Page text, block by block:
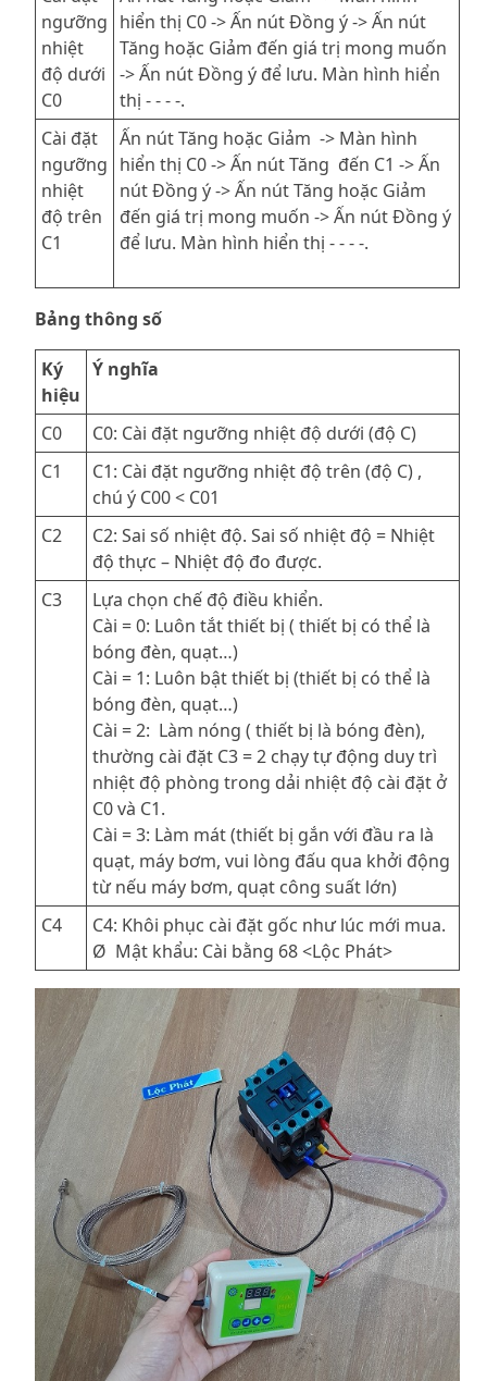
ngưỡng
nhiệt
độ dưới
C0
hiển thị C0 -> Ấn nút Đồng ý -> Ấn nút
Tăng hoặc Giảm đến giá trị mong muốn
-> Ấn nút Đồng ý để lưu. Màn hình hiển
thị - - - -.
Cài đặt
ngưỡng
nhiệt
độ trên
C1
Ấn nút Tăng hoặc Giảm -> Màn hình
hiển thị C0 -> Ấn nút Tăng đến C1 -> Ấn
nút Đồng ý -> Ấn nút Tăng hoặc Giảm
đến giá trị mong muốn -> Ấn nút Đồng ý
để lưu. Màn hình hiển thị - - - -.
Bảng thông số
Ký
hiệu
Ý nghĩa
C0
C0: Cài đặt ngưỡng nhiệt độ dưới (độ C)
C1
C1: Cài đặt ngưỡng nhiệt độ trên (độ C) ,
chú ý C00 < C01
C2
C2: Sai số nhiệt độ. Sai số nhiệt độ = Nhiệt
độ thực – Nhiệt độ đo được.
C3
Lựa chọn chế độ điều khiển.
Cài = 0: Luôn tắt thiết bị ( thiết bị có thể là
bóng đèn, quạt…)
Cài = 1: Luôn bật thiết bị (thiết bị có thể là
bóng đèn, quạt…)
Cài = 2: Làm nóng ( thiết bị là bóng đèn),
thường cài đặt C3 = 2 chạy tự động duy trì
nhiệt độ phòng trong dải nhiệt độ cài đặt ở
C0 và C1.
Cài = 3: Làm mát (thiết bị gắn với đầu ra là
quạt, máy bơm, vui lòng đấu qua khởi động
từ nếu máy bơm, quạt công suất lớn)
C4
C4: Khôi phục cài đặt gốc như lúc mới mua.
Ø Mật khẩu: Cài bằng 68 <Lộc Phát>